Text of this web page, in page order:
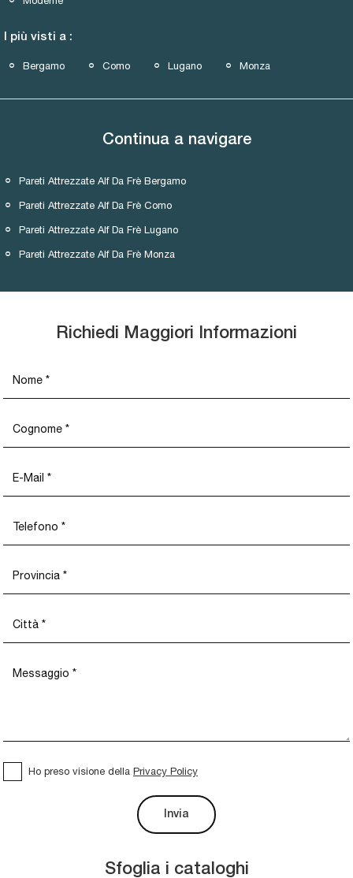
I più visti a :
Bergamo Como Lugano Monza
Continua a navigare
Pareti Attrezzate Alf Da Frè Bergamo
Pareti Attrezzate Alf Da Frè Como
Pareti Attrezzate Alf Da Frè Lugano
Pareti Attrezzate Alf Da Frè Monza
Sfoglia i cataloghi
Richiedi Maggiori Informazioni
Ho preso visione della Privacy Policy
Invia